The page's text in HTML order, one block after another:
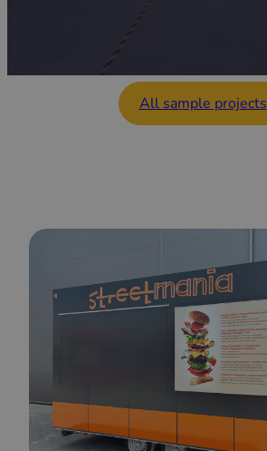
All sample projects